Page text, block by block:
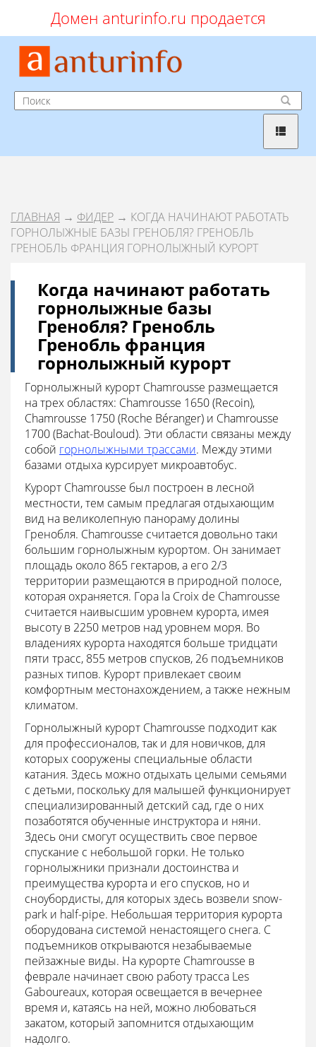
Домен anturinfo.ru продается
ГЛАВНАЯ → ФИДЕР → КОГДА НАЧИНАЮТ РАБОТАТЬ
ГОРНОЛЫЖНЫЕ БАЗЫ ГРЕНОБЛЯ? ГРЕНОБЛЬ
ГРЕНОБЛЬ ФРАНЦИЯ ГОРНОЛЫЖНЫЙ КУРОРТ
Когда начинают работать
горнолыжные базы
Гренобля? Гренобль
Гренобль франция
горнолыжный курорт
Горнолыжный курорт Chamrousse размещается
на трех областях: Chamrousse 1650 (Recoin),
Chamrousse 1750 (Roche Béranger) и Chamrousse
1700 (Bachat-Bouloud). Эти области связаны между
собой горнолыжными трассами. Между этими
базами отдыха курсирует микроавтобус.
Курорт Chamrousse был построен в лесной
местности, тем самым предлагая отдыхающим
вид на великолепную панораму долины
Гренобля. Chamrousse считается довольно таки
большим горнолыжным курортом. Он занимает
площадь около 865 гектаров, а его 2/3
территории размещаются в природной полосе,
которая охраняется. Гора la Croix de Chamrousse
считается наивысшим уровнем курорта, имея
высоту в 2250 метров над уровнем моря. Во
владениях курорта находятся больше тридцати
пяти трасс, 855 метров спусков, 26 подъемников
разных типов. Курорт привлекает своим
комфортным местонахождением, а также нежным
климатом.
Горнолыжный курорт Chamrousse подходит как
для профессионалов, так и для новичков, для
которых сооружены специальные области
катания. Здесь можно отдыхать целыми семьями
с детьми, поскольку для малышей функционирует
специализированный детский сад, где о них
позаботятся обученные инструктора и няни.
Здесь они смогут осуществить свое первое
спускание с небольшой горки. Не только
горнолыжники признали достоинства и
преимущества курорта и его спусков, но и
сноубордисты, для которых здесь возвели snow-
park и half-pipe. Небольшая территория курорта
оборудована системой ненастоящего снега. С
подъемников открываются незабываемые
пейзажные виды. На курорте Chamrousse в
феврале начинает свою работу трасса Les
Gaboureaux, которая освещается в вечернее
время и, катаясь на ней, можно любоваться
закатом, который запомнится отдыхающим
надолго.